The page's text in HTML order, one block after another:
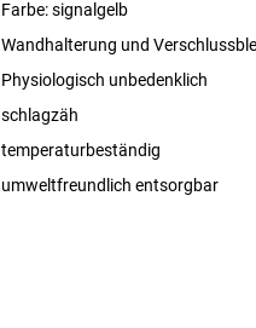
Farbe: signalgelb
Wandhalterung und
Physiologisch unbedenklich
schlagzäh
temperaturbeständig
umweltfreundlich entsorgbar